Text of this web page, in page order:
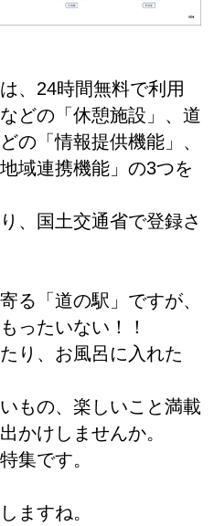
、24時間無料で利用
どの「休憩施設」、道
の「情報提供機能」、
域連携機能」の3つを
、国土交通省で登録さ
る「道の駅」ですが、
ったいない！！
り、お風呂に入れた
もの、楽しいこと満載
かけしませんか。
集です。
ますね。